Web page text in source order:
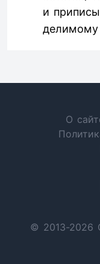
и
О
© 2013-2026